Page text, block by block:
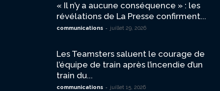
« Il n’y a aucune conséquence » : les
révélations de La Presse confirment...
communications - juillet 29, 2026
Les Teamsters saluent le courage de
l’équipe de train après l’incendie d’un
train du...
communications - juillet 15, 2026